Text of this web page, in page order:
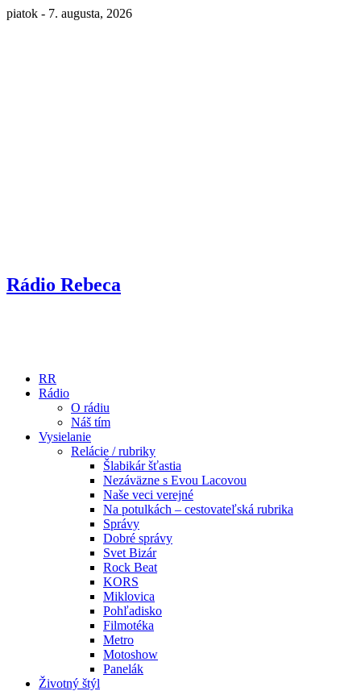
piatok - 7. augusta, 2026
Rádio Rebeca
RR
Rádio
O rádiu
Náš tím
Vysielanie
Relácie / rubriky
Šlabikár šťastia
Nezáväzne s Evou Lacovou
Naše veci verejné
Na potulkách – cestovateľská rubrika
Správy
Dobré správy
Svet Bizár
Rock Beat
KORS
Miklovica
Pohľadisko
Filmotéka
Metro
Motoshow
Panelák
Životný štýl